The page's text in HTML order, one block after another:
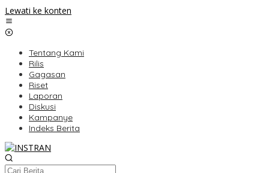
Lewati ke konten
Tentang Kami
Rilis
Gagasan
Riset
Laporan
Diskusi
Kampanye
Indeks Berita